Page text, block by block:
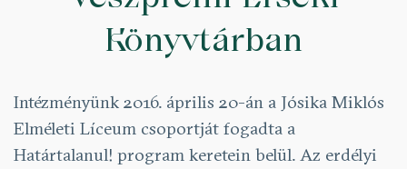
Könyvtárban
Intézményünk 2016. április 20-án a Jósika Miklós
Elméleti Líceum csoportját fogadta a
Határtalanul! program keretein belül. Az erdélyi